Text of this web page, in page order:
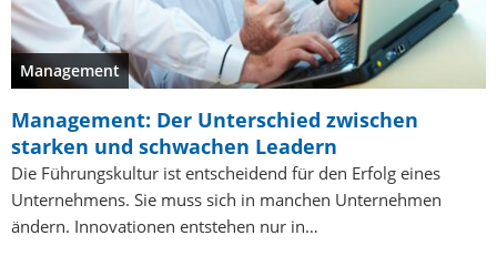
Management
Management: Der Unterschied zwischen
starken und schwachen Leadern
Die Führungskultur ist entscheidend für den Erfolg eines
Unternehmens. Sie muss sich in manchen Unternehmen
ändern. Innovationen entstehen nur in…